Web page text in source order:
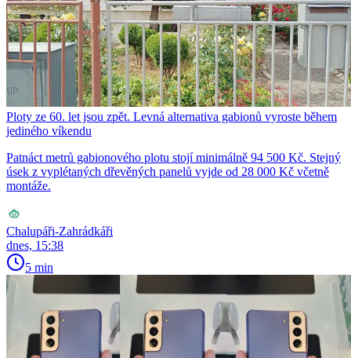
Ploty ze 60. let jsou zpět. Levná alternativa gabionů vyroste během
jediného víkendu
Patnáct metrů gabionového plotu stojí minimálně 94 500 Kč. Stejný
úsek z vyplétaných dřevěných panelů vyjde od 28 000 Kč včetně
montáže.
Chalupáři-Zahrádkáři
dnes, 15:38
5 min